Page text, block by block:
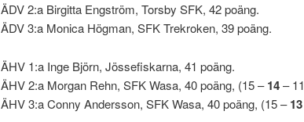
ÄDV 2:a Birgitta Engström, Torsby SFK, 42 poäng.
ÄDV 3:a Monica Högman, SFK Trekroken, 39 poäng.
ÄHV 1:a Inge Björn, Jössefiskarna, 41 poäng.
ÄHV 2:a Morgan Rehn, SFK Wasa, 40 poäng, (15 –14–
ÄHV 3:a Conny Andersson, SFK Wasa, 40 poäng, (15 –13